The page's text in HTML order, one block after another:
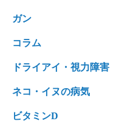
ガン
コラム
ドライアイ・視力障害
ネコ・イヌの病気
ビタミンD